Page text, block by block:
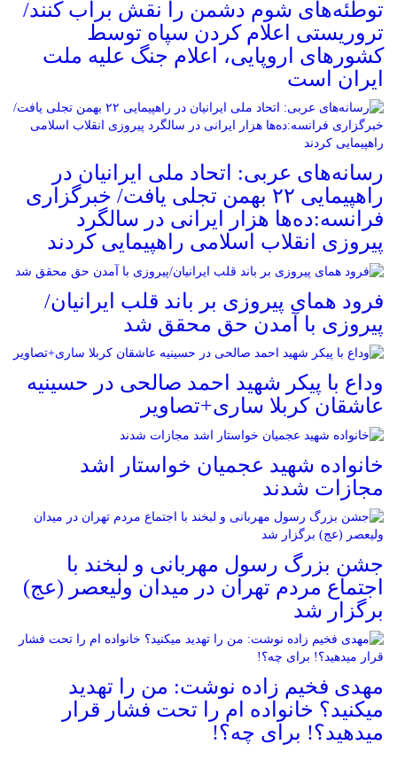
توطئه‌های شوم دشمن را نقش برآب کنند/
تروریستی اعلام کردن سپاه توسط
کشورهای اروپایی، اعلام جنگ علیه ملت
ایران است
رسانه‌های عربی: اتحاد ملی ایرانیان در
راهپیمایی ۲۲ بهمن تجلی یافت/ خبرگزاری
فرانسه:ده‌ها هزار ایرانی در سالگرد
پیروزی انقلاب اسلامی راهپیمایی کردند
فرود همای پیروزی بر باند قلب ایرانیان/
پیروزی با آمدن حق محقق شد
وداع با پیکر شهید احمد صالحی‌ در حسینیه
عاشقان کربلا ساری+تصاویر
خانواده شهید عجمیان خواستار اشد
مجازات شدند
جشن بزرگ رسول مهربانی و لبخند با
اجتماع مردم تهران در میدان ولیعصر (عج)
برگزار شد
مهدی فخیم زاده نوشت: من را تهدید
میکنید؟ خانواده ام را‌ تحت فشار قرار
میدهید؟! برای چه؟!